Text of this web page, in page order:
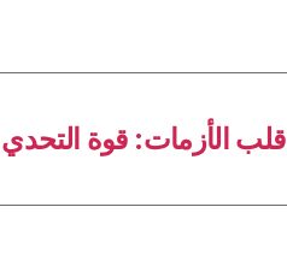
الأزمات: قوة